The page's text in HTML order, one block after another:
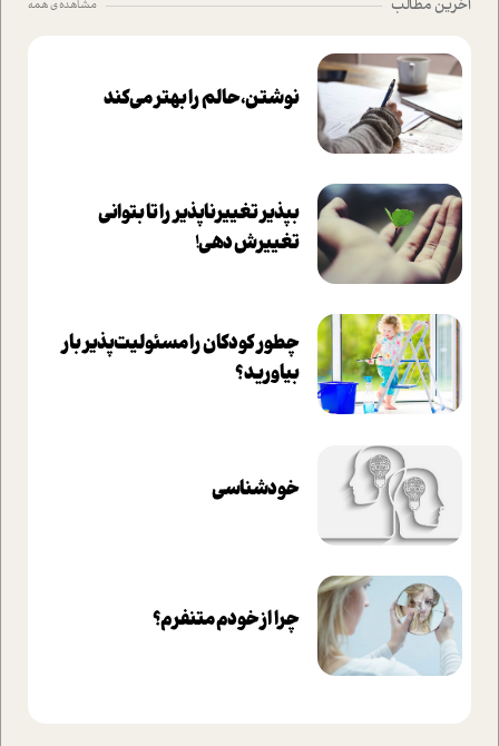
آخرین مطالب مشاهده ی همه
نوشتن، حالم را بهتر می‌کند
بپذير تغييرناپذير را تا بتواني
تغييرش دهي!‏
چطور کودکان را مسئولیت‌پذیر بار
بیاورید؟
خودشناسی
چرا از خودم متنفرم؟